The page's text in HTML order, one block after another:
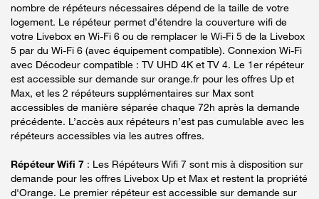
nombre de répéteurs nécessaires dépend de la taille de votre
logement. Le répéteur permet d’étendre la couverture wifi de
votre Livebox en Wi-Fi 6 ou de remplacer le Wi-Fi 5 de la Livebox
5 par du Wi-Fi 6 (avec équipement compatible). Connexion Wi-Fi
avec Décodeur compatible : TV UHD 4K et TV 4. Le 1er répéteur
est accessible sur demande sur orange.fr pour les offres Up et
Max, et les 2 répéteurs supplémentaires sur Max sont
accessibles de manière séparée chaque 72h après la demande
précédente. L’accès aux répéteurs n’est pas cumulable avec les
répéteurs accessibles via les autres offres.
Répéteur Wifi 7 : Les Répéteurs Wifi 7 sont mis à disposition sur
demande pour les offres Livebox Up et Max et restent la propriété
d'Orange. Le premier répéteur est accessible sur demande sur